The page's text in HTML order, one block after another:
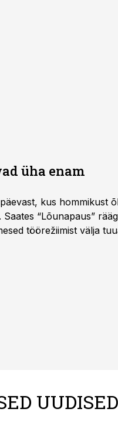
üha enam
kus hommikust
“Lõunapaus”
töörežiimist välja
UUDISED